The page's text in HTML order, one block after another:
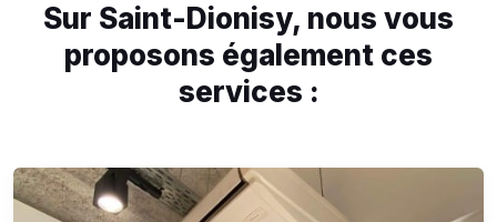
Sur Saint-Dionisy, nous vous
proposons également ces
services :